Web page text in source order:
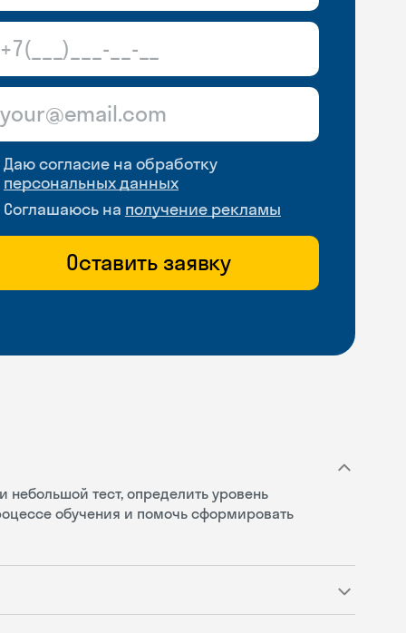
Даю согласие на обработку
персональных данных
Соглашаюсь на получение рекламы
Оставить заявку
тест, определить уровень
обучения и помочь сформировать